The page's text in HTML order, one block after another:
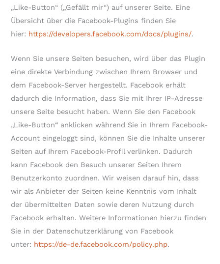
„Like-Button“ („Gefällt mir“) auf unserer Seite. Eine
Übersicht über die Facebook-Plugins finden Sie
hier: https://developers.facebook.com/docs/plugins/.
Wenn Sie unsere Seiten besuchen, wird über das Plugin
eine direkte Verbindung zwischen Ihrem Browser und
dem Facebook-Server hergestellt. Facebook erhält
dadurch die Information, dass Sie mit Ihrer IP-Adresse
unsere Seite besucht haben. Wenn Sie den Facebook
„Like-Button“ anklicken während Sie in Ihrem Facebook-
Account eingeloggt sind, können Sie die Inhalte unserer
Seiten auf Ihrem Facebook-Profil verlinken. Dadurch
kann Facebook den Besuch unserer Seiten Ihrem
Benutzerkonto zuordnen. Wir weisen darauf hin, dass
wir als Anbieter der Seiten keine Kenntnis vom Inhalt
der übermittelten Daten sowie deren Nutzung durch
Facebook erhalten. Weitere Informationen hierzu finden
Sie in der Datenschutzerklärung von Facebook
unter: https://de-de.facebook.com/policy.php.